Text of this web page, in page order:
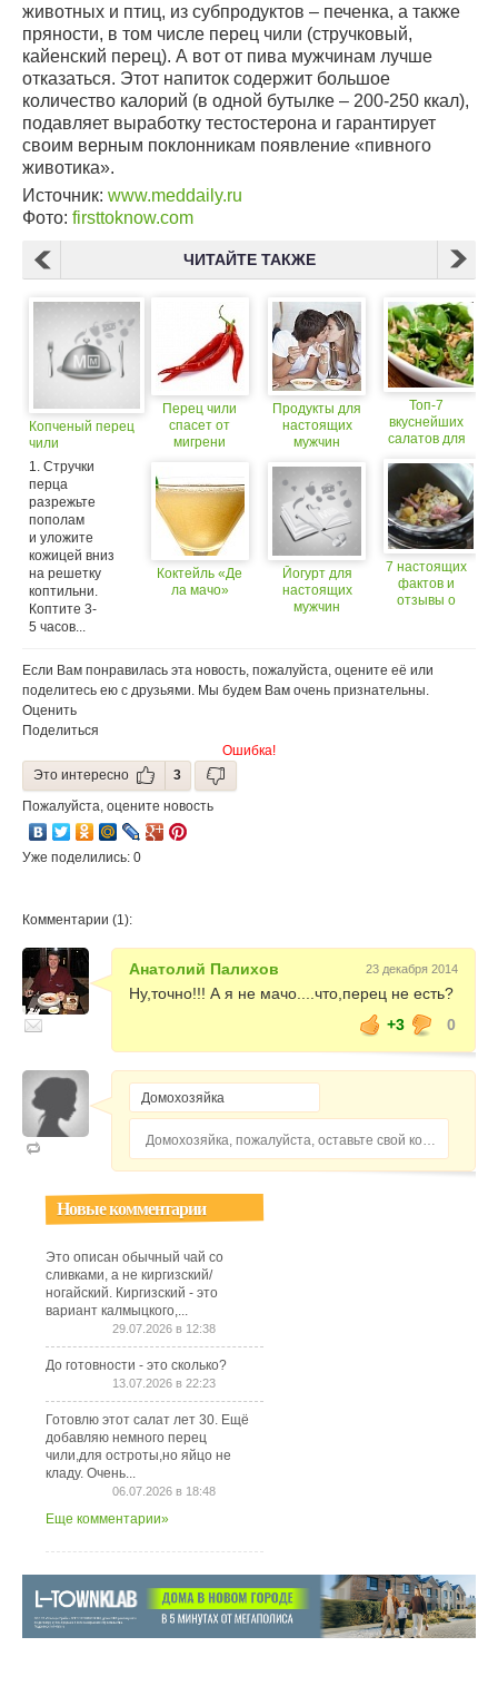
животных и птиц, из субпродуктов – печенка, а также
пряности, в том числе перец чили (стручковый,
кайенский перец). А вот от пива мужчинам лучше
отказаться. Этот напиток содержит большое
количество калорий (в одной бутылке – 200-250 ккал),
подавляет выработку тестостерона и гарантирует
своим верным поклонникам появление «пивного
животика».
Источник: www.meddaily.ru
Фото: firsttoknow.com
ЧИТАЙТЕ ТАКЖЕ
Копченый перец
чили
1. Стручки
перца
разрежьте
пополам
и уложите
кожицей вниз
на решетку
коптильни.
Коптите 3-
5 часов...
Перец чили
спасет от
мигрени
Коктейль «Де
ла мачо»
Продукты для
настоящих
мужчин
Йогурт для
настоящих
мужчин
Топ-7
вкуснейших
салатов для
гурманов
7 настоящих
фактов и
отзывы о
Если Вам понравилась эта новость, пожалуйста, оцените её или
поделитесь ею с друзьями. Мы будем Вам очень признательны.
Оценить
Поделиться
Ошибка!
Это интересно
3
Пожалуйста, оцените новость
Уже поделились: 0
Комментарии (1):
Анатолий Палихов 23 декабря 2014
Ну,точно!!! А я не мачо....что,перец не есть?
+3
0
Домохозяйка, пожалуйста, оставьте свой комментарий...
Новые комментарии
Это описан обычный чай со
сливками, а не киргизский/
ногайский. Киргизский - это
вариант калмыцкого,...
29.07.2026 в 12:38
До готовности - это сколько?
13.07.2026 в 22:23
Готовлю этот салат лет 30. Ещё
добавляю немного перец
чили,для остроты,но яйцо не
кладу. Очень...
06.07.2026 в 18:48
Еще комментарии»